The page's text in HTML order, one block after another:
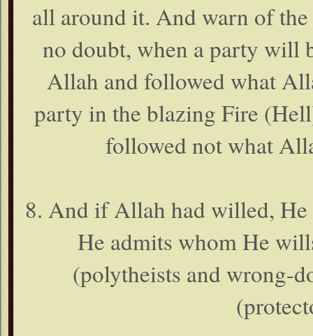
all around it. And warn of
no doubt, when a party will
Allah and followed what
party in the blazing Fire
followed not what
8. And if Allah had willed, He
He admits whom He
(polytheists and wrong-